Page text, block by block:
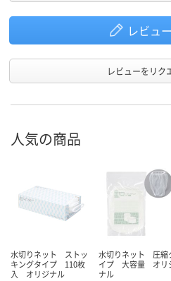
レビュ
レビューをリク
人気の商品
水切りネット ストッ
キングタイプ 110枚
入 オリジナル
水切りネット 圧縮
イプ 大容量 オリ
ナル